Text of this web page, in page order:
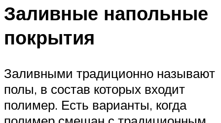
Заливные напольные
покрытия
Заливными традиционно называют
полы, в состав которых входит
полимер. Есть варианты, когда